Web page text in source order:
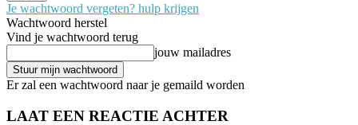
Je wachtwoord vergeten? hulp krijgen
Wachtwoord herstel
Vind je wachtwoord terug
jouw mailadres
Er zal een wachtwoord naar je gemaild worden
LAAT EEN REACTIE ACHTER